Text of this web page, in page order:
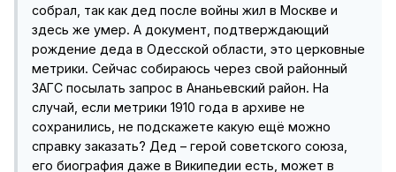
собрал, так как дед после войны жил в Москве и
здесь же умер. А документ, подтверждающий
рождение деда в Одесской области, это церковные
метрики. Сейчас собираюсь через свой районный
ЗАГС посылать запрос в Ананьевский район. На
случай, если метрики 1910 года в архиве не
сохранились, не подскажете какую ещё можно
справку заказать? Дед – герой советского союза,
его биография даже в Википедии есть, может в